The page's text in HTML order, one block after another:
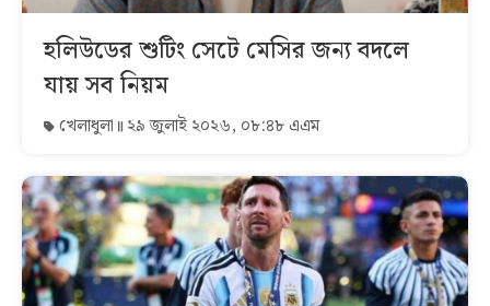
হলিউডের শুটিং সেটে মেসির জন্য বদলে
যায় সব নিয়ম
খেলাধুলা ২৯ জুলাই ২০২৬, ০৮:৪৮ এএম